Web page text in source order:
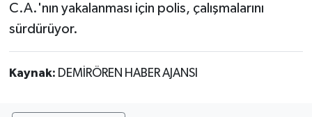
C.A.'nın yakalanması için polis, çalışmalarını
sürdürüyor.
Kaynak: DEMİRÖREN HABER AJANSI